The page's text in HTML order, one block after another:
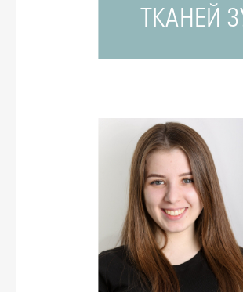
ТКАНЕЙ
Подробнее
Стоматолог-ортопед